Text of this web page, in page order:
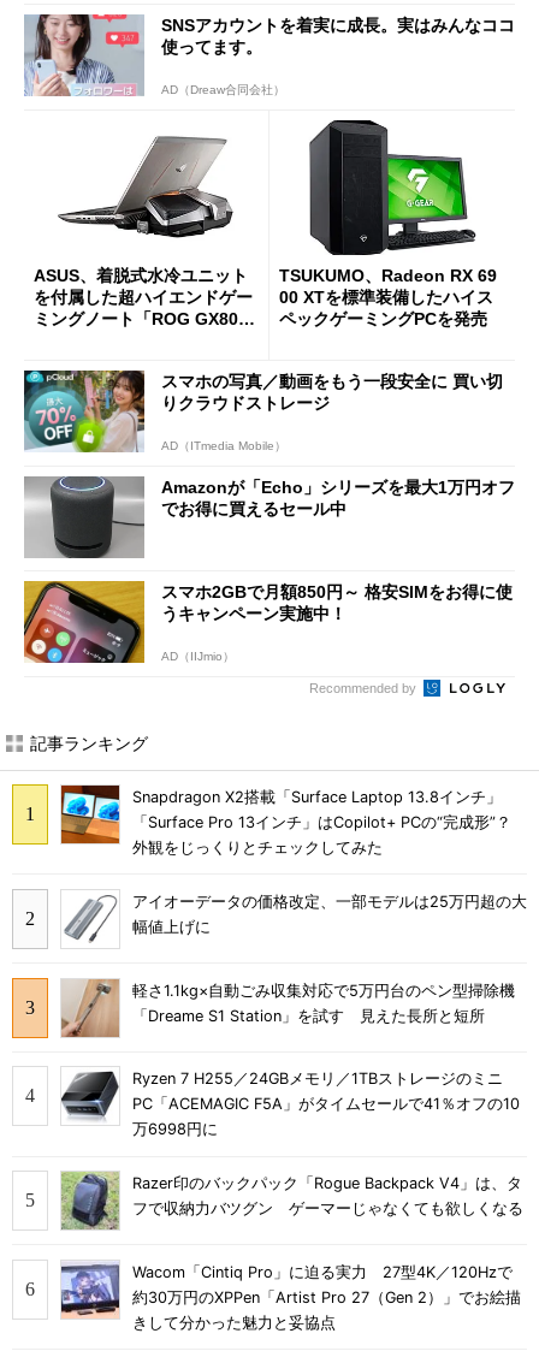
SNSアカウントを着実に成長。実はみんなココ
使ってます。
AD（Dreaw合同会社）
ASUS、着脱式水冷ユニット
を付属した超ハイエンドゲー
ミングノート「ROG GX800V
TSUKUMO、Radeon RX 69
00 XTを標準装備したハイス
ペックゲーミングPCを発売
スマホの写真／動画をもう一段安全に 買い切
りクラウドストレージ
AD（ITmedia Mobile）
Amazonが「Echo」シリーズを最大1万円オフ
でお得に買えるセール中
スマホ2GBで月額850円～ 格安SIMをお得に使
うキャンペーン実施中！
AD（IIJmio）
Recommended by
記事ランキング
Snapdragon X2搭載「Surface Laptop 13.8インチ」
「Surface Pro 13インチ」はCopilot+ PCの“完成形”？
外観をじっくりとチェックしてみた
アイオーデータの価格改定、一部モデルは25万円超の大
幅値上げに
軽さ1.1kg×自動ごみ収集対応で5万円台のペン型掃除機
「Dreame S1 Station」を試す 見えた長所と短所
Ryzen 7 H255／24GBメモリ／1TBストレージのミニ
PC「ACEMAGIC F5A」がタイムセールで41％オフの10
万6998円に
Razer印のバックパック「Rogue Backpack V4」は、タ
フで収納力バツグン ゲーマーじゃなくても欲しくなる
Wacom「Cintiq Pro」に迫る実力 27型4K／120Hzで
約30万円のXPPen「Artist Pro 27（Gen 2）」でお絵描
きして分かった魅力と妥協点